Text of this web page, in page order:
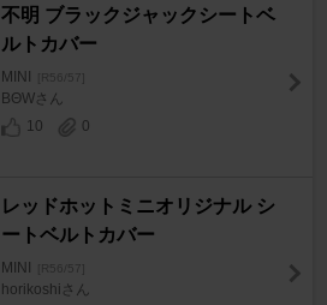
不明 ブラックジャックシートベ
ルトカバー
MINI [R56/57]
BΘWさん
10
0
レッドホットミニオリジナル シ
ートベルトカバー
MINI [R56/57]
horikoshiさん